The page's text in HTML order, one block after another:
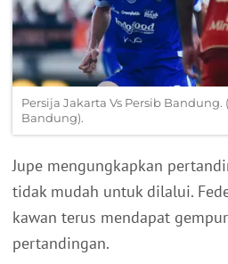
Persija Jakarta Vs Persib
Bandung).
Jupe mengungkapkan
tidak mudah untuk dilalui.
kawan terus mendapat
pertandingan.